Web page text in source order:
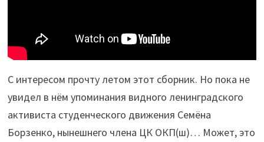
С интересом прочту летом этот сборник. Но пока не
увидел в нём упоминания видного ленинградского
активиста студенческого движения Семёна
Борзенко, нынешнего члена ЦК ОКП(ш)… Может, это